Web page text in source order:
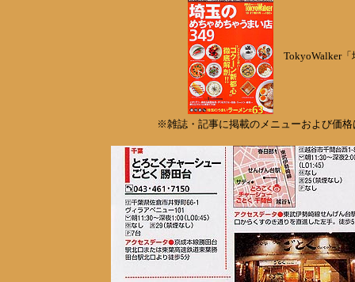
TokyoWalker「
※雑誌・記事に掲載のメニューおよび価